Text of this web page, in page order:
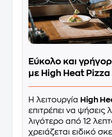
Εύκολο και
με High Heat Pizza
Η λειτουργία High
επιτρέπει να ψήσεις
λιγότερο από 12
χρειάζεται ειδικό